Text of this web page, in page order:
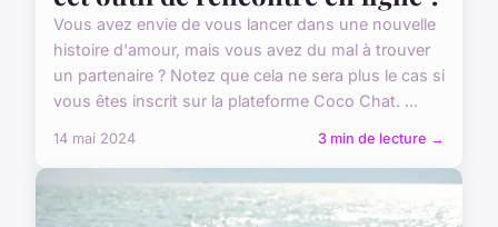
Vous avez envie de vous lancer dans une nouvelle
histoire d'amour, mais vous avez du mal à trouver
un partenaire ? Notez que cela ne sera plus le cas si
vous êtes inscrit sur la plateforme Coco Chat. ...
14 mai 2024 3 min de lecture →